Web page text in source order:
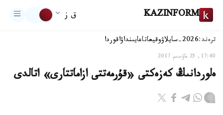
KAZINFORM ق ز
ترەند:2026-سايلاۋ وقيعاتاعايىنداۋاقوردا
17:40, 25 ماۋسىم 2017
ەلوردانىڭ كەزەكتى «قۇرمەتتى ازاماتتارى» اتالدى